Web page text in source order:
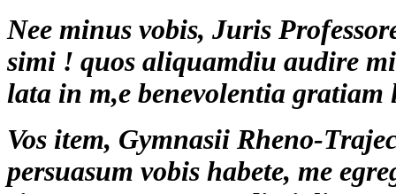
Nee minus vobis, Juris
simi ! quos aliquamdiu audire
lata in m,e benevolentia gratiam
Vos item, Gymnasii Rheno-
persuasum vobis habete, me